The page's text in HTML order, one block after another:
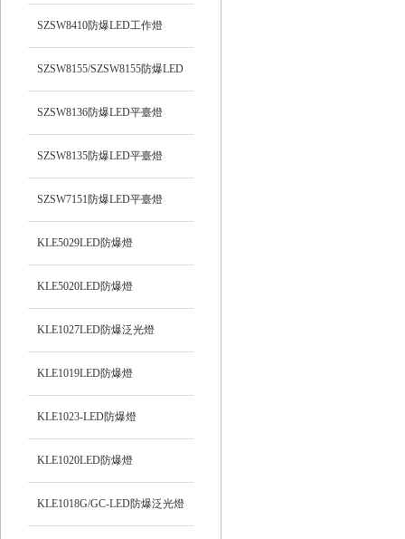
SZSW8410防爆LED工作燈
SZSW8155/SZSW8155防爆LED
平臺燈
SZSW8136防爆LED平臺燈
SZSW8135防爆LED平臺燈
SZSW7151防爆LED平臺燈
KLE5029LED防爆燈
KLE5020LED防爆燈
KLE1027LED防爆泛光燈
KLE1019LED防爆燈
KLE1023-LED防爆燈
KLE1020LED防爆燈
KLE1018G/GC-LED防爆泛光燈